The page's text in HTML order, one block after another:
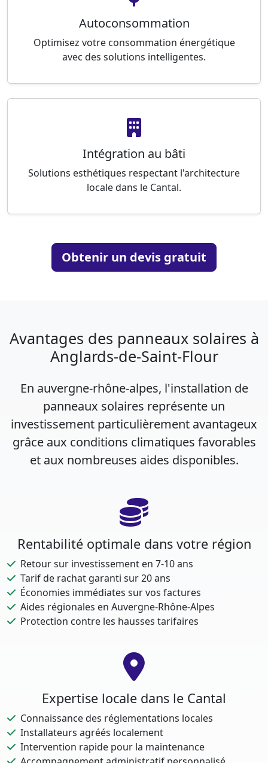
Autoconsommation
Optimisez votre consommation énergétique
avec des solutions intelligentes.
Intégration au bâti
Solutions esthétiques respectant l'architecture
locale dans le Cantal.
Obtenir un devis gratuit
Avantages des panneaux solaires à
Anglards-de-Saint-Flour
En auvergne-rhône-alpes, l'installation de
panneaux solaires représente un
investissement particulièrement avantageux
grâce aux conditions climatiques favorables
et aux nombreuses aides disponibles.
Rentabilité optimale dans votre région
Retour sur investissement en 7-10 ans
Tarif de rachat garanti sur 20 ans
Économies immédiates sur vos factures
Aides régionales en Auvergne-Rhône-Alpes
Protection contre les hausses tarifaires
Expertise locale dans le Cantal
Connaissance des réglementations locales
Installateurs agréés localement
Intervention rapide pour la maintenance